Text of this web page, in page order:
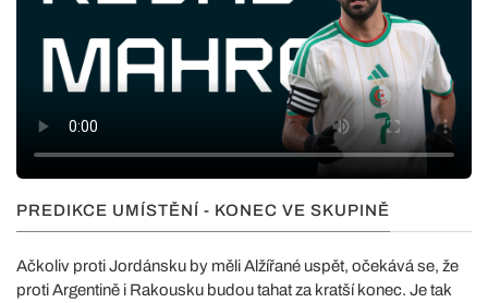
PREDIKCE UMÍSTĚNÍ - KONEC VE SKUPINĚ
Ačkoliv proti Jordánsku by měli Alžířané uspět, očekává se, že
proti Argentině i Rakousku budou tahat za kratší konec. Je tak